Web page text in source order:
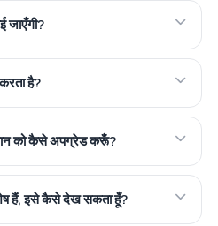
जाएँगी?
है?
को कैसे अपग्रेड करूँ?
हैं, इसे कैसे देख सकता हूँ?